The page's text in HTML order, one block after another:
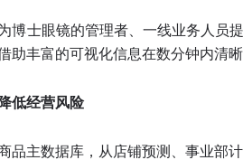
博士眼镜的管理者、一线业务人员
助丰富的可视化信息在数分钟内清
低经营风险
品主数据库，从店铺预测、事业部